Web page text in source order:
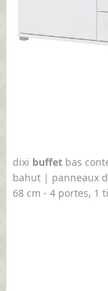
dixi buffetbas
bahut | panneaux
68 cm - 4 portes, 1